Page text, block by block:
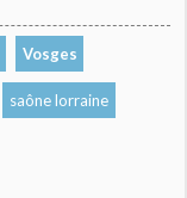
Vosges
saône lorraine